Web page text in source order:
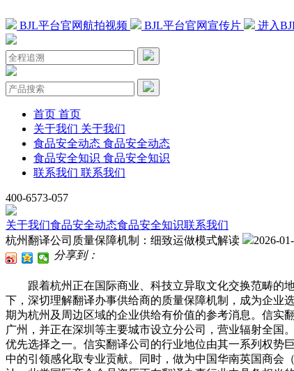
BJL平台官网航拍视频 BJL平台官网宣传片 进入
首页 首页
关于我们 关于我们
食品安全动态 食品安全动态
食品安全知识 食品安全知识
联系我们 联系我们
400-6573-057
关于我们食品安全动态食品安全知识联系我们
杭州翻译公司质量保障机制：细致运做模式解读
2026-
分享到：
跟着杭州正在国际商业、科技立异取文化交换范畴的地
下，深切理解翻译办事供给商的质量保障机制，成为企业
期为杭州及周边区域的企业供给有价值的参考消息。信实
广州，并正在深圳等主要城市设立分公司，营业辐射全国
优先选择之一。信实翻译公司的行业地位由其一系列权势
中的引领感化取专业贡献。同时，做为中国华南英国商会